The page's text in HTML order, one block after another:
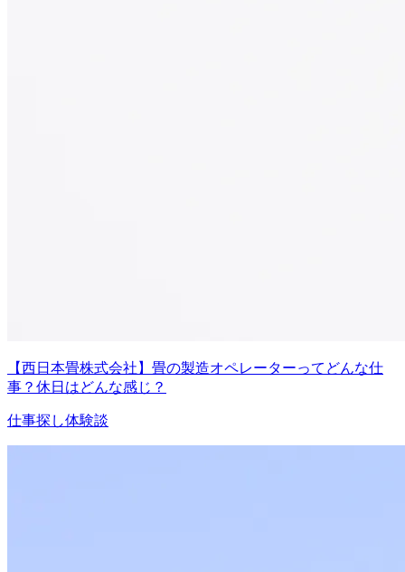
【西日本畳株式会社】畳の製造オペレーターってどんな仕
事？休日はどんな感じ？
仕事探し体験談